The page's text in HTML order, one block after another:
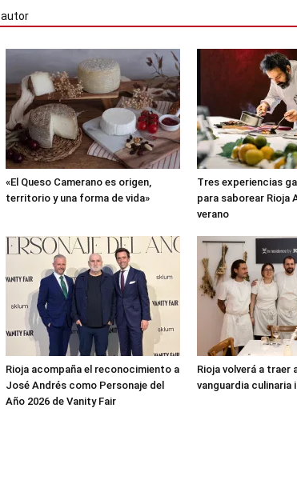
autor
«El Queso Camerano es origen,
territorio y una forma de vida»
Tres experiencias
para saborear Rioja
verano
Rioja acompaña el reconocimiento a
José Andrés como Personaje del
Año 2026 de Vanity Fair
Rioja volverá a traer
vanguardia culinaria